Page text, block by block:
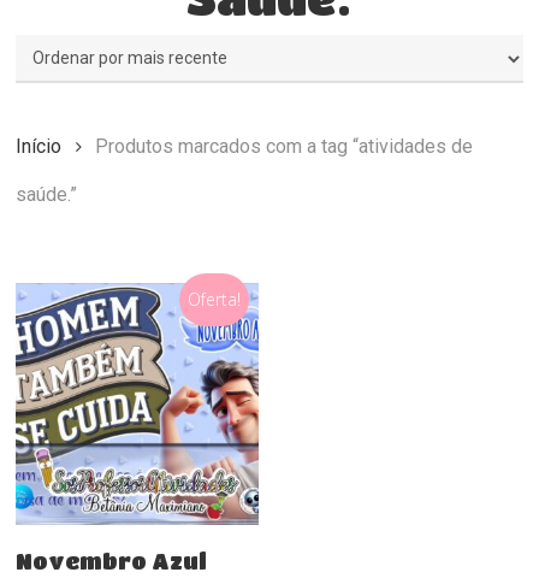
Início Produtos marcados com a tag “atividades de
saúde.”
Oferta!
Comprar
Novembro Azul